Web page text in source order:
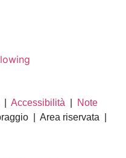
Accessibilità
Note
| Area riservata |